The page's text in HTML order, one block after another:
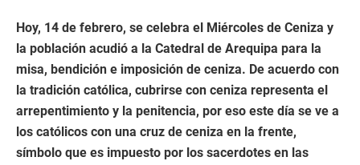
Hoy, 14 de febrero, se celebra el Miércoles de Ceniza y
la población acudió a la Catedral de Arequipa para la
misa, bendición e imposición de ceniza. De acuerdo con
la tradición católica, cubrirse con ceniza representa el
arrepentimiento y la penitencia, por eso este día se ve a
los católicos con una cruz de ceniza en la frente,
símbolo que es impuesto por los sacerdotes en las